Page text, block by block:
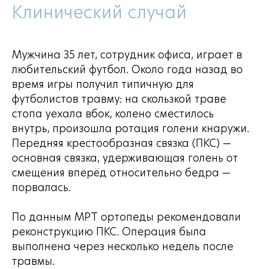
Клинический случай
Мужчина 35 лет, сотрудник офиса, играет в
любительский футбол. Около года назад во
время игры получил типичную для
футболистов травму: на скользкой траве
стопа уехала вбок, колено сместилось
внутрь, произошла ротация голени кнаружи.
Передняя крестообразная связка (ПКС) —
основная связка, удерживающая голень от
смещения вперёд относительно бедра —
порвалась.
По данным МРТ ортопеды рекомендовали
реконструкцию ПКС. Операция была
выполнена через несколько недель после
травмы.